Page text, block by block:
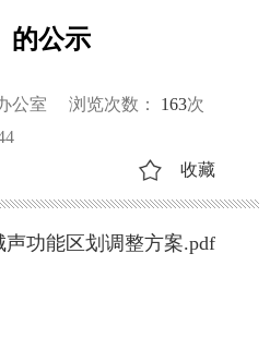
的公示
公室 浏览次数： 163次
收藏
功能区划调整方案.pdf